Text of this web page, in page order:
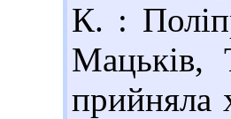
К. :
Мацьків,
прийняла